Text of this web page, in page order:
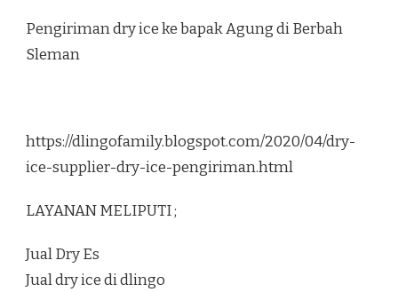
Pengiriman dry ice ke bapak Agung di Berbah
Sleman
https://dlingofamily.blogspot.com/2020/04/dry-
ice-supplier-dry-ice-pengiriman.html
LAYANAN MELIPUTI ;
Jual Dry Es
Jual dry ice di dlingo